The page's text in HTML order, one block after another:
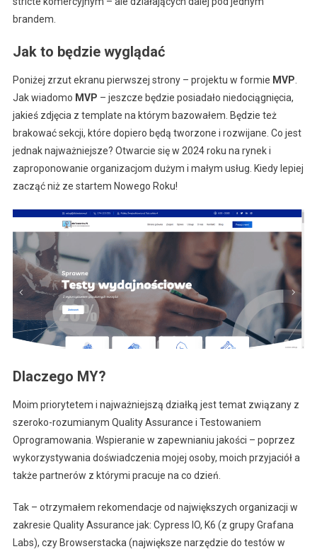
brandem.
Jak to będzie wyglądać
Poniżej zrzut ekranu pierwszej strony – projektu w formie MVP
Jak wiadomo MVP – jeszcze będzie posiadało niedociągnięcia,
jakieś zdjęcia z template na którym bazowałem. Będzie też
brakować sekcji, które dopiero będą tworzone i rozwijane. Co jest
jednak najważniejsze? Otwarcie się w 2024 roku na rynek i
zaproponowanie organizacjom dużym i małym usług. Kiedy lepiej
zacząć niż ze startem Nowego Roku!
Dlaczego MY?
Moim priorytetem i najważniejszą działką jest temat związany z
szeroko-rozumianym Quality Assurance i Testowaniem
Oprogramowania. Wspieranie w zapewnianiu jakości – poprzez
wykorzystywania doświadczenia mojej osoby, moich przyjaciół a
także partnerów z którymi pracuje na co dzień.
Tak – otrzymałem rekomendacje od największych organizacji w
zakresie Quality Assurance jak: Cypress IO, K6 (z grupy Grafana
Labs), czy Browserstacka (największe narzędzie do testów w